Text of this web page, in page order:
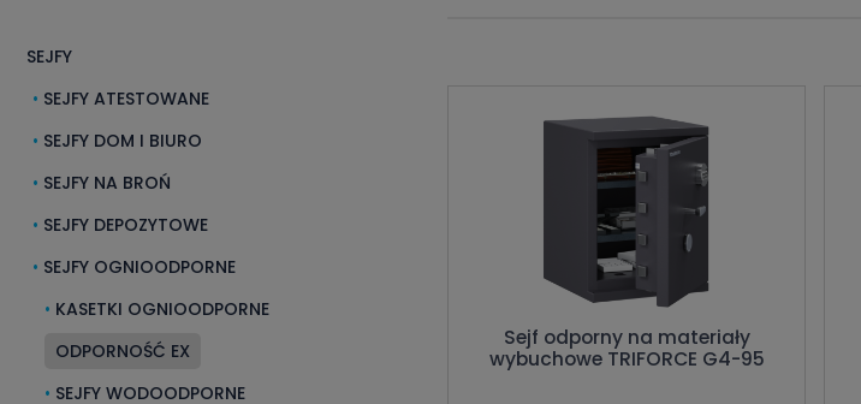
SEJFY
SEJFY ATESTOWANE
SEJFY DOM I BIURO
SEJFY NA BROŃ
SEJFY DEPOZYTOWE
SEJFY OGNIOODPORNE
KASETKI OGNIOODPORNE
ODPORNOŚĆ EX
SEJFY WODOODPORNE
Sejf odporny na materiały
wybuchowe TRIFORCE G4-95